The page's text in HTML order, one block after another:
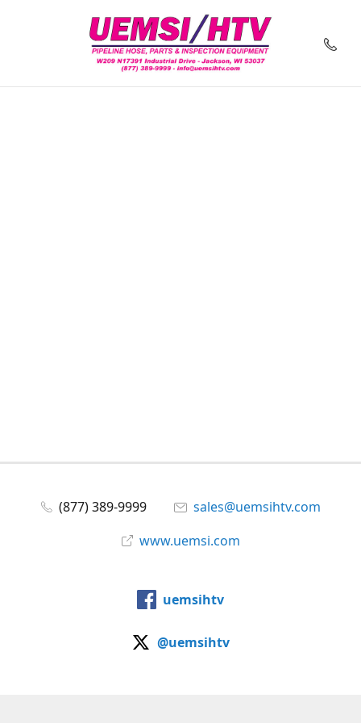
(877) 389-9999
sales@uemsihtv.com
www.uemsi.com
uemsihtv
@uemsihtv